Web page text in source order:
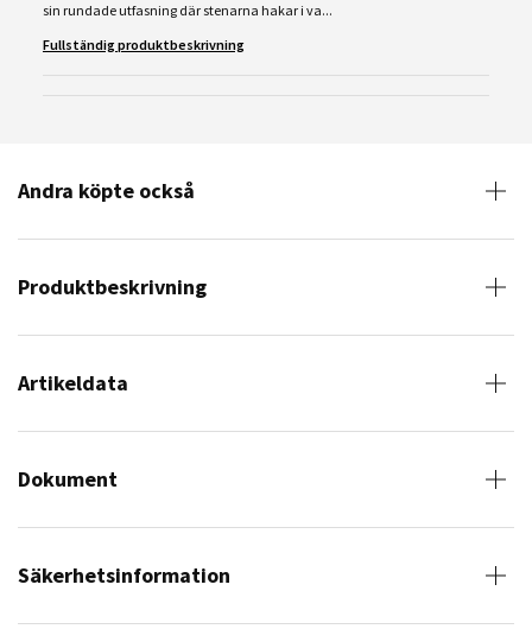
sin rundade utfasning där stenarna hakar i va...
Fullständig produktbeskrivning
Andra köpte också
Produktbeskrivning
Artikeldata
Dokument
Säkerhetsinformation